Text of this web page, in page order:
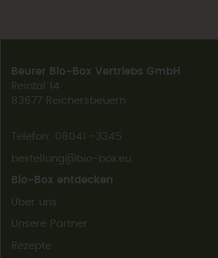
Beurer Bio-Box Vertriebs GmbH
Reintal 14
83677 Reichersbeuern
Telefon: 08041 -3345
bestellung@bio-box.eu
Bio-Box entdecken
Über uns
Unsere Partner
Rezepte